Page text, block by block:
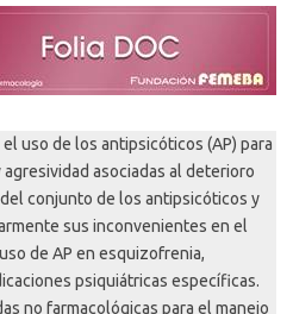
uso de los antipsicóticos (AP) para
asociadas al deterioro
conjunto de los antipsicóticos y
sus inconvenientes en el
de AP en esquizofrenia,
psiquiátricas específicas.
no farmacológicas para el manejo